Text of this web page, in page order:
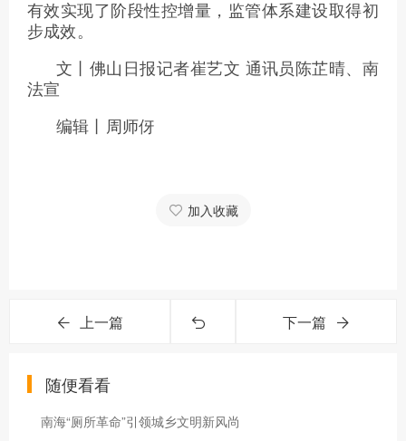
有效实现了阶段性控增量，监管体系建设取得初
步成效。
文丨佛山日报记者崔艺文 通讯员陈芷晴、南
法宣
编辑丨周师伢
加入收藏
上一篇 下一篇
随便看看
南海“厕所革命”引领城乡文明新风尚